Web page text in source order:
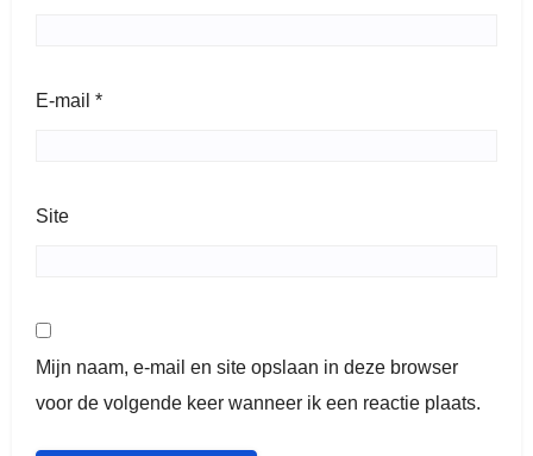
E-mail *
Site
Mijn naam, e-mail en site opslaan in deze browser
voor de volgende keer wanneer ik een reactie plaats.